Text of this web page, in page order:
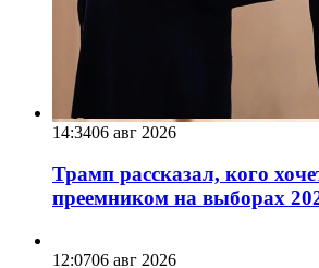
14:3406 авг 2026
Трамп рассказал, кого
преемником на выборах
12:0706 авг 2026